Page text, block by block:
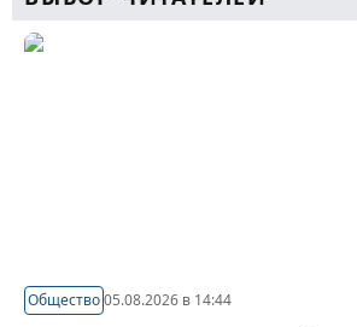
Общество05.08.2026 в 14:44